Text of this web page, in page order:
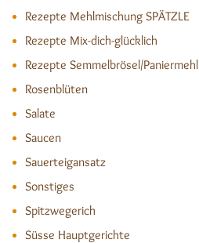
Rezepte Mehlmischung SPÄTZLE
Rezepte Mix-dich-glücklich
Rezepte Semmelbrösel/Paniermehl
Rosenblüten
Salate
Saucen
Sauerteigansatz
Sonstiges
Spitzwegerich
Süsse Hauptgerichte